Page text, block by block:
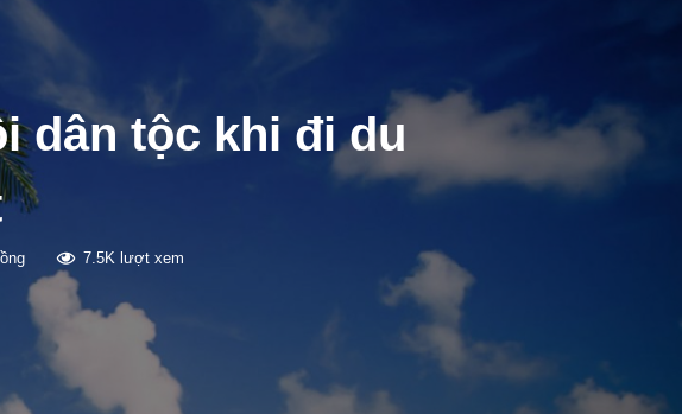
dân tộc khi đi du
7.5K lượt xem